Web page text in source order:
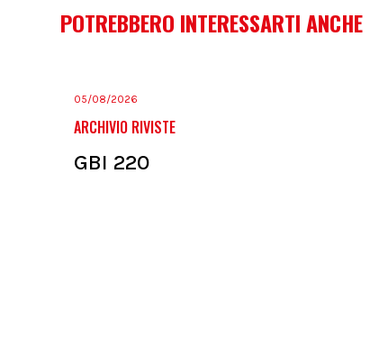
POTREBBERO INTERESSARTI ANCHE
05/08/2026
ARCHIVIO RIVISTE
GBI 220